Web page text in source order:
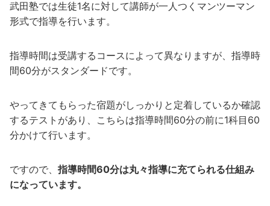
武田塾では生徒1名に対して講師が一人つくマンツーマン
形式で指導を行います。
指導時間は受講するコースによって異なりますが、指導時
間60分がスタンダードです。
やってきてもらった宿題がしっかりと定着しているか確認
するテストがあり、こちらは指導時間60分の前に1科目60
分かけて行います。
ですので、 指導時間60分は丸々指導に充てられる仕組み
になっています。